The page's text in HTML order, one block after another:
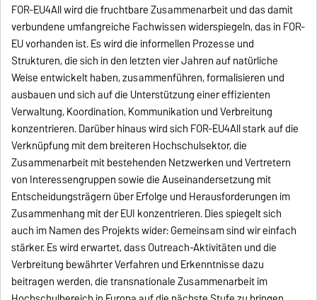
FOR-EU4All wird die fruchtbare Zusammenarbeit und das damit
verbundene umfangreiche Fachwissen widerspiegeln, das in FOR-
EU vorhanden ist. Es wird die informellen Prozesse und
Strukturen, die sich in den letzten vier Jahren auf natürliche
Weise entwickelt haben, zusammenführen, formalisieren und
ausbauen und sich auf die Unterstützung einer effizienten
Verwaltung, Koordination, Kommunikation und Verbreitung
konzentrieren. Darüber hinaus wird sich FOR-EU4All stark auf die
Verknüpfung mit dem breiteren Hochschulsektor, die
Zusammenarbeit mit bestehenden Netzwerken und Vertretern
von Interessengruppen sowie die Auseinandersetzung mit
Entscheidungsträgern über Erfolge und Herausforderungen im
Zusammenhang mit der EUI konzentrieren. Dies spiegelt sich
auch im Namen des Projekts wider: Gemeinsam sind wir einfach
stärker. Es wird erwartet, dass Outreach-Aktivitäten und die
Verbreitung bewährter Verfahren und Erkenntnisse dazu
beitragen werden, die transnationale Zusammenarbeit im